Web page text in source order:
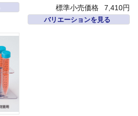
標準小売価格
7,410円
バリエーションを見る